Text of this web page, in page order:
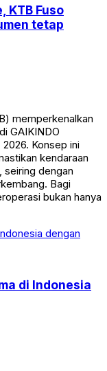
KTB Fuso
tetap
memperkenalkan
GAIKINDO
Konsep ini
kendaraan
seiring dengan
Bagi
bukan hanya
di Indonesia